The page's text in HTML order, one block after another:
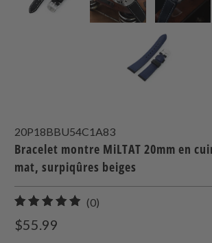
20P18BBU54C1A83
Bracelet montre MiLTAT 20mm en
mat, surpiqûres beiges
(0)
$55.99